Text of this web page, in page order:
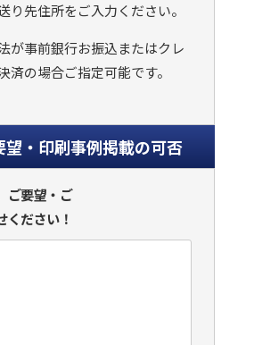
り先住所をご入力ください。
が事前銀行お振込またはクレ
済の場合ご指定可能です。
望・印刷事例掲載の可否
ご要望・ご
ください！